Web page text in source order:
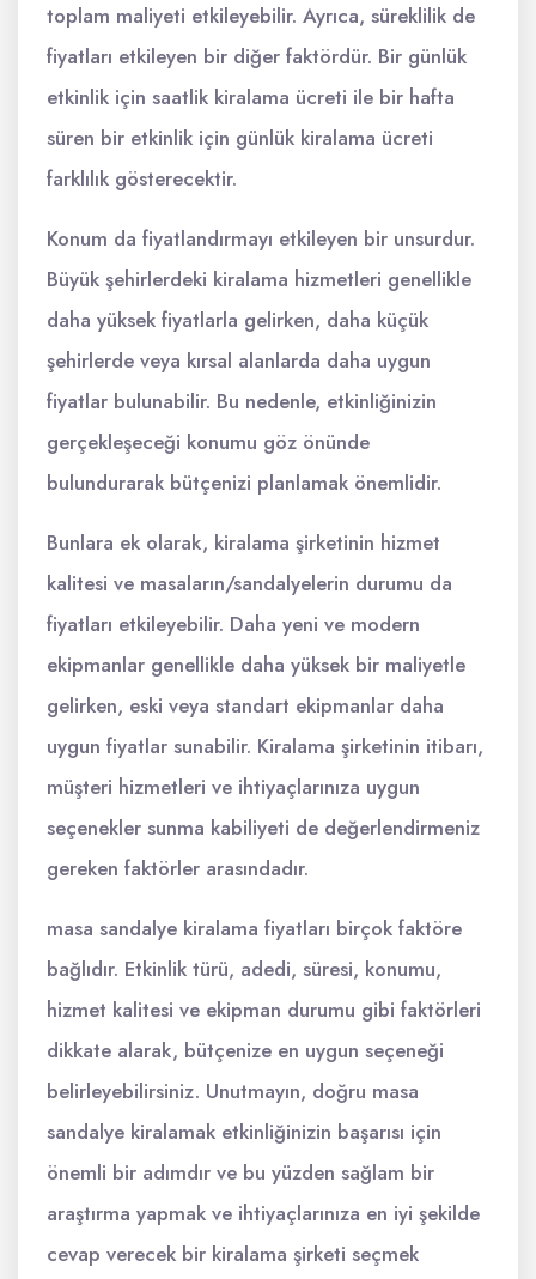
toplam maliyeti etkileyebilir. Ayrıca, süreklilik de
fiyatları etkileyen bir diğer faktördür. Bir günlük
etkinlik için saatlik kiralama ücreti ile bir hafta
süren bir etkinlik için günlük kiralama ücreti
farklılık gösterecektir.
Konum da fiyatlandırmayı etkileyen bir unsurdur.
Büyük şehirlerdeki kiralama hizmetleri genellikle
daha yüksek fiyatlarla gelirken, daha küçük
şehirlerde veya kırsal alanlarda daha uygun
fiyatlar bulunabilir. Bu nedenle, etkinliğinizin
gerçekleşeceği konumu göz önünde
bulundurarak bütçenizi planlamak önemlidir.
Bunlara ek olarak, kiralama şirketinin hizmet
kalitesi ve masaların/sandalyelerin durumu da
fiyatları etkileyebilir. Daha yeni ve modern
ekipmanlar genellikle daha yüksek bir maliyetle
gelirken, eski veya standart ekipmanlar daha
uygun fiyatlar sunabilir. Kiralama şirketinin itibarı,
müşteri hizmetleri ve ihtiyaçlarınıza uygun
seçenekler sunma kabiliyeti de değerlendirmeniz
gereken faktörler arasındadır.
masa sandalye kiralama fiyatları birçok faktöre
bağlıdır. Etkinlik türü, adedi, süresi, konumu,
hizmet kalitesi ve ekipman durumu gibi faktörleri
dikkate alarak, bütçenize en uygun seçeneği
belirleyebilirsiniz. Unutmayın, doğru masa
sandalye kiralamak etkinliğinizin başarısı için
önemli bir adımdır ve bu yüzden sağlam bir
araştırma yapmak ve ihtiyaçlarınıza en iyi şekilde
cevap verecek bir kiralama şirketi seçmek